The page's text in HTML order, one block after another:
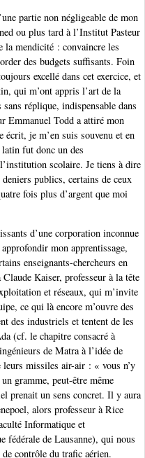
partie non négligeable de mon
ou plus tard à l’Institut Pasteur
la mendicité : convaincre les
des budgets suffisants. Foin
excellé dans cet exercice, et
qui m’ont appris l’art de la
réplique, indispensable dans
Emmanuel Todd a attiré mon
écrit, je m’en suis souvenu et en
fut donc un des
scolaire. Je tiens à dire
publics, certains de ceux
fois plus d’argent que moi
d’une corporation inconnue
mon apprentissage,
enseignants-chercheurs en
Kaiser, professeur à la tête
et réseaux, qui m’invite
ce qui là encore m’ouvre des
des industriels et tentent de les
(cf. le chapitre consacré à
de Matra à l’idée de
leurs missiles air-air : « vous n’y
gramme, peut-être même
prenait un sens concret. Il y aura
alors professeur à Rice
Informatique et
fédérale de Lausanne), qui nous
contrôle du trafic aérien.